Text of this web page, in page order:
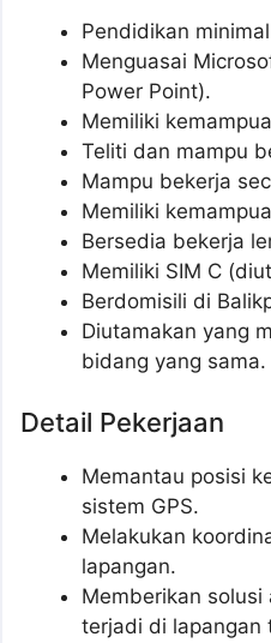
Pendidikan
Menguasai
Power Point).
Memiliki
Teliti dan mampu
Mampu bekerja
Memiliki
Bersedia bekerja
Memiliki SIM C
Berdomisili di
Diutamakan yang
bidang yang sama.
Detail Pekerjaan
Memantau posisi
sistem GPS.
Melakukan
lapangan.
Memberikan solusi
terjadi di lapangan